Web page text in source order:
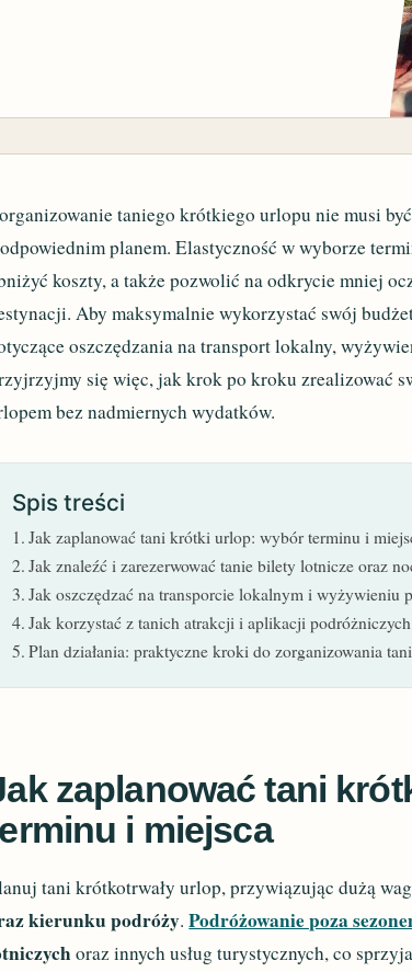
taniego krótkiego urlopu nie musi
planem. Elastyczność w wyborze
koszty, a także pozwolić na odkrycie mniej
Aby maksymalnie wykorzystać swój
oszczędzania na transport lokalny,
się więc, jak krok po kroku zrealizować
bez nadmiernych wydatków.
Spis treści
Jak zaplanować tani krótki urlop: wybór terminu i
Jak znaleźć i zarezerwować tanie bilety lotnicze oraz
Jak oszczędzać na transporcie lokalnym i wyżywieniu
Jak korzystać z tanich atrakcji i aplikacji podróżniczych
Plan działania: praktyczne kroki do zorganizowania
zaplanować tani
i miejsca
tani krótkotrwały urlop, przywiązując dużą
kierunku podróży.Podróżowanie poza
oraz innych usług turystycznych, co